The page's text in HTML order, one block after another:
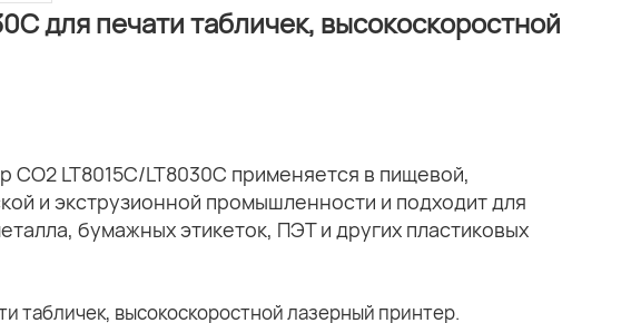
для печати табличек, высокоскоростной
LT8015C/LT8030C применяется в пищевой,
и экструзионной промышленности и подходит для
бумажных этикеток, ПЭТ и других пластиковых